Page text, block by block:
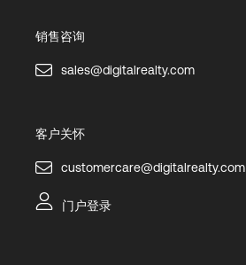
销售咨询
sales@digitalrealty.com
客户关怀
customercare@digitalrealty.com
门户登录